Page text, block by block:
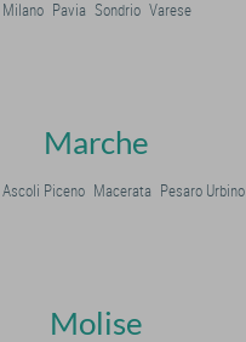
Milano Pavia Sondrio Varese
Marche
Ascoli Piceno Macerata Pesaro Urbino
Molise